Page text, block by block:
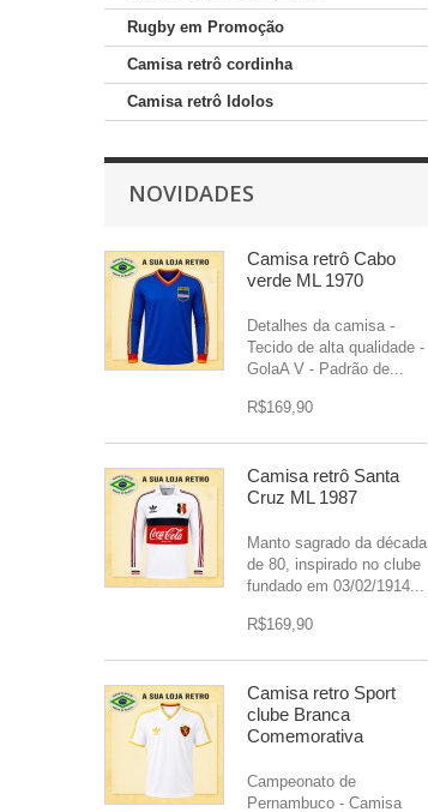
Rugby em Promoção
Camisa retrô cordinha
Camisa retrô Idolos
NOVIDADES
Camisa retrô Cabo
verde ML 1970
Detalhes da camisa -
Tecido de alta qualidade -
GolaA V - Padrão de...
R$169,90
Camisa retrô Santa
Cruz ML 1987
Manto sagrado da década
de 80, inspirado no clube
fundado em 03/02/1914...
R$169,90
Camisa retro Sport
clube Branca
Comemorativa
Campeonato de
Pernambuco - Camisa